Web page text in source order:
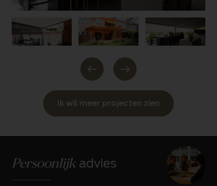
Ik wil meer projecten zien
Persoonlijk advies